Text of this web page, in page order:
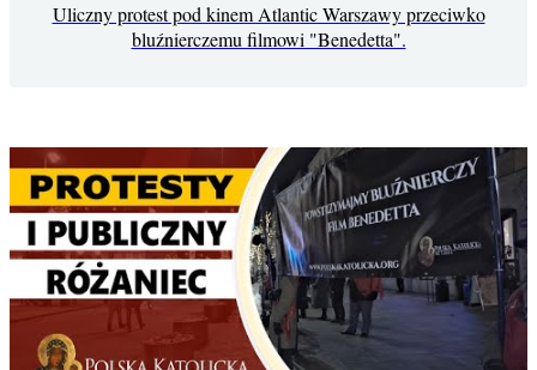
Uliczny protest pod kinem Atlantic Warszawy przeciwko
bluźnierczemu filmowi "Benedetta".